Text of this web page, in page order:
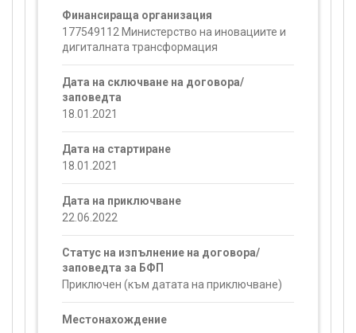
Финансираща организация
177549112 Министерство на иновациите и
дигиталната трансформация
Дата на сключване на договора/
заповедта
18.01.2021
Дата на стартиране
18.01.2021
Дата на приключване
22.06.2022
Статус на изпълнение на договора/
заповедта за БФП
Приключен (към датата на приключване)
Местонахождение